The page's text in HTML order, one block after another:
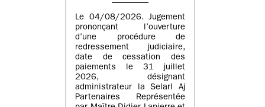
Le 04/08/2026. Jugement
prononçant l’ouverture
d’une procédure de
redressement judiciaire,
date de cessation des
paiements le 31 juillet
2026, désignant
administrateur la Selarl Aj
Partenaires Représentée